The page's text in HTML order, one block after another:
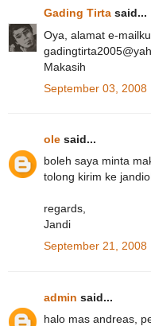
Gading Tirta said...
Oya, alamat e-
Makasih
September 03, 2008
ole said...
boleh saya minta
tolong kirim ke
regards,
Jandi
September 21, 2008
admin said...
halo mas andreas,